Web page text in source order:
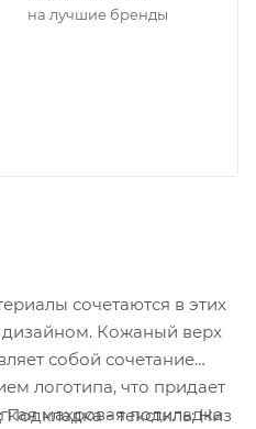
на лучшие бренды
сочетаются в этих
Кожаный верх
собой сочетание
логотипа, что придает
махровая подкладка
- текстиль; Низ